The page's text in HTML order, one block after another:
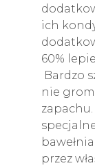
ich
60%
Bardzo
nie
przez